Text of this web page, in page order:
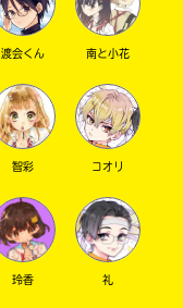
渡会くん 南と小花
智彩 コオリ
玲香 礼